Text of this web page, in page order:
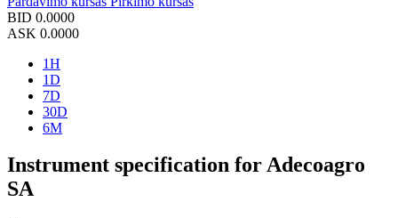
BID 0.0000
ASK 0.0000
1H
1D
7D
30D
6M
Instrument specification for Adecoagro
SA